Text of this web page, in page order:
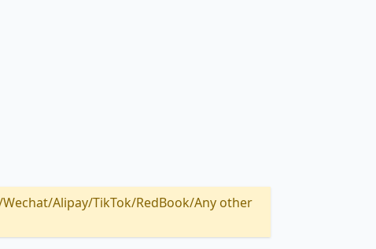
Alipay/TikTok/RedBook/Any other